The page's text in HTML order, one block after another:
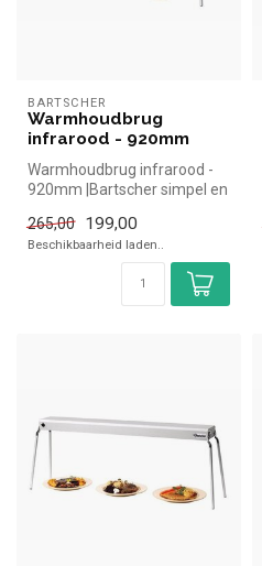
BARTSCHER
Warmhoudbrug
infrarood - 920mm
Warmhoudbrug infrarood -
920mm |Bartscher simpel en
horeca...
265,00 199,00
Beschikbaarheid laden..